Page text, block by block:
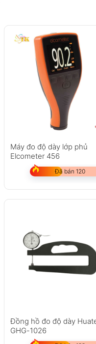
Máy đo độ dày lớp phủ
Elcometer 456
Đã bán 120
Đồng hồ đo độ dày
GHG-1026